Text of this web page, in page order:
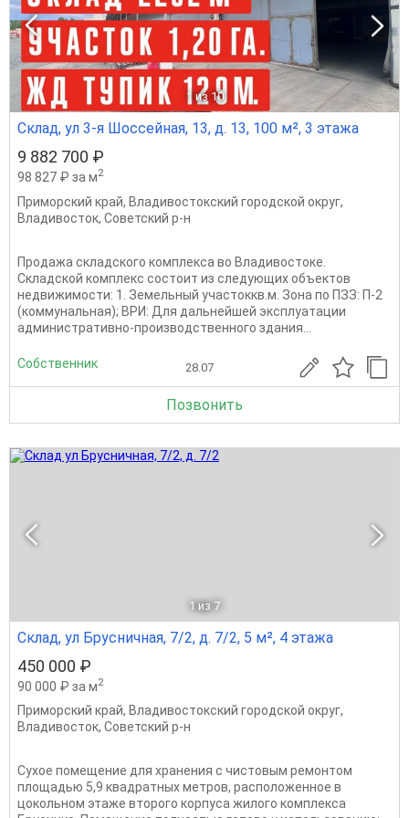
1 из 10
Склад, ул 3-я Шоссейная, 13, д. 13, 100 м², 3 этажа
9 882 700 ₽
98 827 ₽ за м2
Приморский край, Владивостокский городской округ,
Владивосток, Советский р-н
Продажа складского комплекса во Владивостоке.
Складской комплекс состоит из следующих объектов
недвижимости: 1. Земельный участоккв.м. Зона по ПЗЗ: П-2
(коммунальная); ВРИ: Для дальнейшей эксплуатации
административно-производственного здания...
Собственник 28.07
Позвонить
1 из 7
Склад, ул Брусничная, 7/2, д. 7/2, 5 м², 4 этажа
450 000 ₽
90 000 ₽ за м2
Приморский край, Владивостокский городской округ,
Владивосток, Советский р-н
Сухое помещение для хранения с чистовым ремонтом
площадью 5,9 квадратных метров, расположенное в
цокольном этаже второго корпуса жилого комплекса